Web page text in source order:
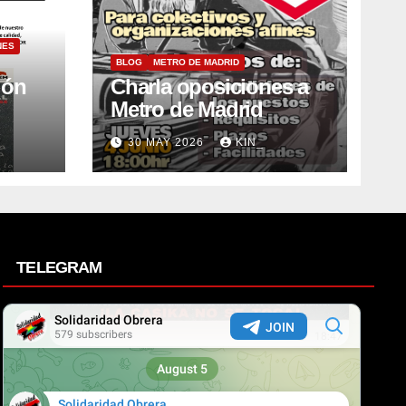
BLOG METRO DE MADRID
Charla oposiciones a
Metro de Madrid
30 MAY 2026 KIN_
TELEGRAM